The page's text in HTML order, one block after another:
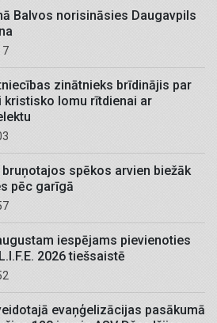
Balvos norisināsies Daugavpils
zinātnieks brīdinājis par
kristisko lomu rītdienai ar
spēkos arvien biežāk
pēc garīgā
iespējams pievienoties
2026 tiešsaistē
evaņģelizācijas pasākumā